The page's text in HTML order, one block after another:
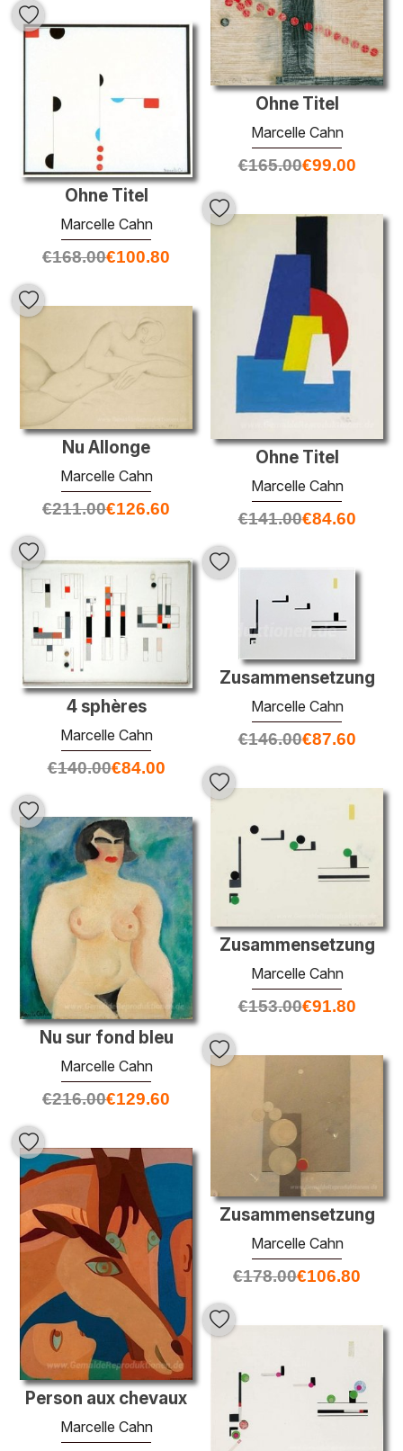
Ohne Titel
Marcelle Cahn
€165.00€99.00
Ohne Titel
Marcelle Cahn
€168.00€100.80
Ohne Titel
Marcelle Cahn
€141.00€84.60
Nu Allonge
Marcelle Cahn
€211.00€126.60
4 sphères
Marcelle Cahn
€140.00€84.00
Zusammensetzung
Marcelle Cahn
€146.00€87.60
Zusammensetzung
Marcelle Cahn
€153.00€91.80
Nu sur fond bleu
Marcelle Cahn
€216.00€129.60
Zusammensetzung
Marcelle Cahn
€178.00€106.80
Person aux chevaux
Marcelle Cahn